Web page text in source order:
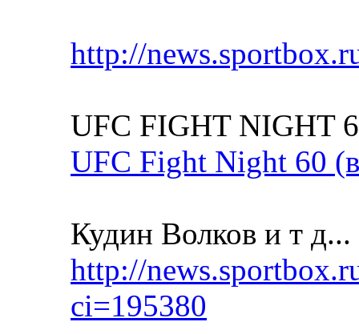
http://
UFC FIGHT
UFC Fight Night 60
Кудин Волков и т д...
http://
ci=195380